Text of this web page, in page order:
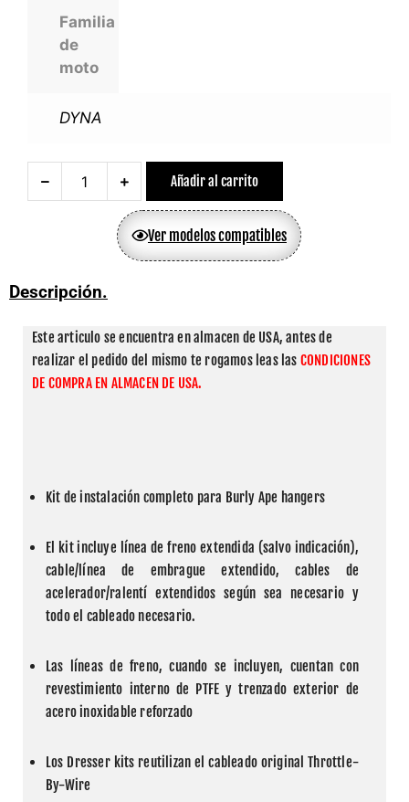
Familia
de
moto
DYNA
Añadir al carrito
Ver modelos compatibles
Descripción.
Este articulo se encuentra en almacen de USA, antes de
realizar el pedido del mismo te rogamos leas las CONDICIONES
DE COMPRA EN ALMACEN DE USA.
Kit de instalación completo para Burly Ape hangers
El kit incluye línea de freno extendida (salvo indicación),
cable/línea de embrague extendido, cables de
acelerador/ralentí extendidos según sea necesario y
todo el cableado necesario.
Las líneas de freno, cuando se incluyen, cuentan con
revestimiento interno de PTFE y trenzado exterior de
acero inoxidable reforzado
Los Dresser kits reutilizan el cableado original Throttle-
By-Wire